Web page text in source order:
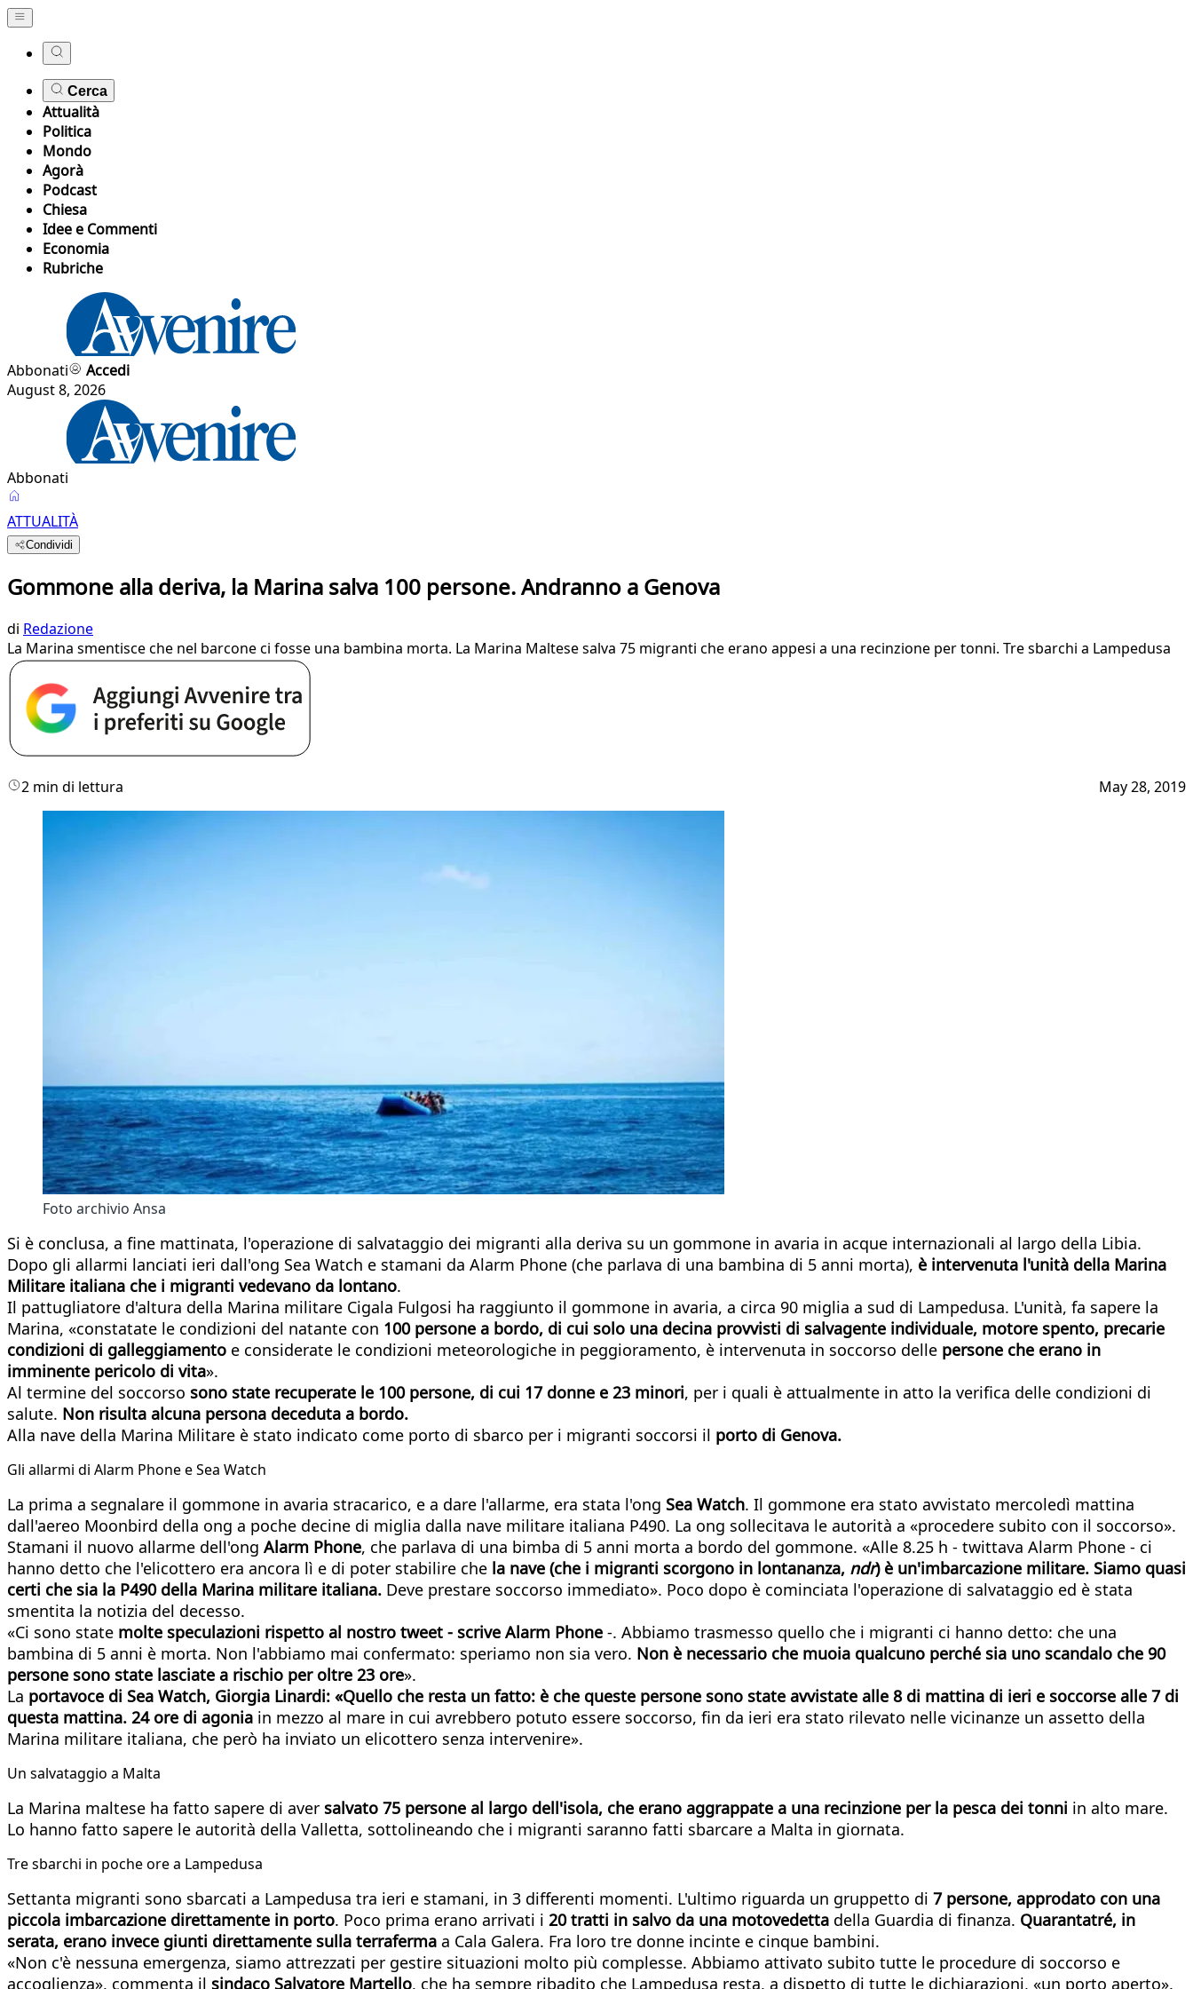
Cerca
Attualità
Politica
Mondo
Agorà
Podcast
Chiesa
Idee e Commenti
Economia
Rubriche
Abbonati
Accedi
August 8, 2026
Abbonati
ATTUALITÀ
Condividi
Gommone alla deriva, la Marina salva 100 persone. Andranno a Genova
di Redazione
La Marina smentisce che nel barcone ci fosse una bambina morta. La Marina Maltese salva 75 migranti che erano appesi a una recinzione per tonni. Tre sbarchi a Lampedusa
2 min di lettura May 28, 2019
Foto archivio Ansa
Si è conclusa, a fine mattinata, l'operazione di salvataggio dei migranti alla deriva su un gommone in avaria in acque internazionali al largo della Libia.
Dopo gli allarmi lanciati ieri dall'ong Sea Watch e stamani da Alarm Phone (che parlava di una bambina di 5 anni morta), è intervenuta l'unità della Marina
Militare italiana che i migranti vedevano da lontano.
Il pattugliatore d'altura della Marina militare Cigala Fulgosi ha raggiunto il gommone in avaria, a circa 90 miglia a sud di Lampedusa. L'unità, fa sapere la
Marina, «constatate le condizioni del natante con 100 persone a bordo, di cui solo una decina provvisti di salvagente individuale, motore spento, precarie
condizioni di galleggiamento e considerate le condizioni meteorologiche in peggioramento, è intervenuta in soccorso delle persone che erano in
imminente pericolo di vita».
Al termine del soccorso sono state recuperate le 100 persone, di cui 17 donne e 23 minori, per i quali è attualmente in atto la verifica delle condizioni di
salute. Non risulta alcuna persona deceduta a bordo.
Alla nave della Marina Militare è stato indicato come porto di sbarco per i migranti soccorsi il porto di Genova.
Gli allarmi di Alarm Phone e Sea Watch
La prima a segnalare il gommone in avaria stracarico, e a dare l'allarme, era stata l'ong Sea Watch. Il gommone era stato avvistato mercoledì mattina
dall'aereo Moonbird della ong a poche decine di miglia dalla nave militare italiana P490. La ong sollecitava le autorità a «procedere subito con il soccorso».
Stamani il nuovo allarme dell'ong Alarm Phone, che parlava di una bimba di 5 anni morta a bordo del gommone. «Alle 8.25 h - twittava Alarm Phone - ci
hanno detto che l'elicottero era ancora lì e di poter stabilire che la nave (che i migranti scorgono in lontananza, ndr) è un'imbarcazione militare. Siamo quasi
certi che sia la P490 della Marina militare italiana. Deve prestare soccorso immediato». Poco dopo è cominciata l'operazione di salvataggio ed è stata
smentita la notizia del decesso.
«Ci sono state molte speculazioni rispetto al nostro tweet - scrive Alarm Phone -. Abbiamo trasmesso quello che i migranti ci hanno detto: che una
bambina di 5 anni è morta. Non l'abbiamo mai confermato: speriamo non sia vero. Non è necessario che muoia qualcuno perché sia uno scandalo che 90
persone sono state lasciate a rischio per oltre 23 ore».
La portavoce di Sea Watch, Giorgia Linardi: «Quello che resta un fatto: è che queste persone sono state avvistate alle 8 di mattina di ieri e soccorse alle 7 di
questa mattina. 24 ore di agonia in mezzo al mare in cui avrebbero potuto essere soccorso, fin da ieri era stato rilevato nelle vicinanze un assetto della
Marina militare italiana, che però ha inviato un elicottero senza intervenire».
Un salvataggio a Malta
La Marina maltese ha fatto sapere di aver salvato 75 persone al largo dell'isola, che erano aggrappate a una recinzione per la pesca dei tonni in alto mare.
Lo hanno fatto sapere le autorità della Valletta, sottolineando che i migranti saranno fatti sbarcare a Malta in giornata.
Tre sbarchi in poche ore a Lampedusa
Settanta migranti sono sbarcati a Lampedusa tra ieri e stamani, in 3 differenti momenti. L'ultimo riguarda un gruppetto di 7 persone, approdato con una
piccola imbarcazione direttamente in porto. Poco prima erano arrivati i 20 tratti in salvo da una motovedetta della Guardia di finanza. Quarantatré, in
serata, erano invece giunti direttamente sulla terraferma a Cala Galera. Fra loro tre donne incinte e cinque bambini.
«Non c'è nessuna emergenza, siamo attrezzati per gestire situazioni molto più complesse. Abbiamo attivato subito tutte le procedure di soccorso e
accoglienza», commenta il sindaco Salvatore Martello, che ha sempre ribadito che Lampedusa resta, a dispetto di tutte le dichiarazioni, «un porto aperto».